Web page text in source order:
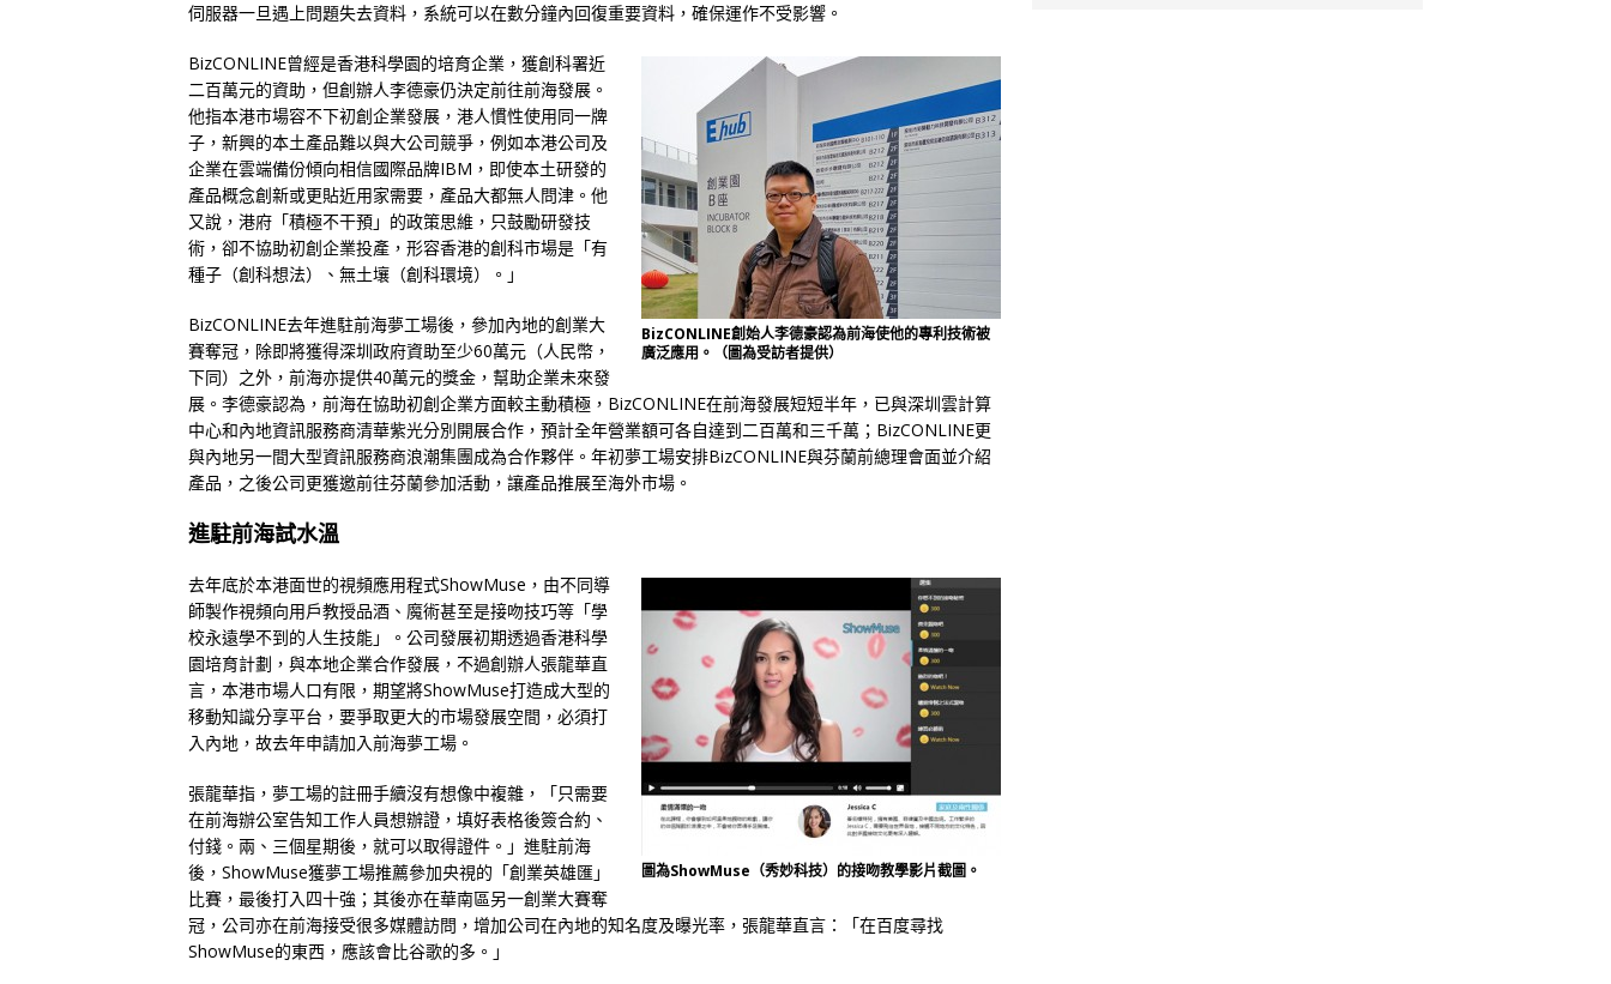
伺服器一旦遇上問題失去資料，系統可以在數分鐘內回復重要資料，確保運作不受影響。
BizCONLINE創始人李德豪認為前海使他的專利技術被
廣泛應用。（圖為受訪者提供）
BizCONLINE曾經是香港科學園的培育企業，獲創科署近
二百萬元的資助，但創辦人李德豪仍決定前往前海發展。
他指本港市場容不下初創企業發展，港人慣性使用同一牌
子，新興的本土產品難以與大公司競爭，例如本港公司及
企業在雲端備份傾向相信國際品牌IBM，即使本土研發的
產品概念創新或更貼近用家需要，產品大都無人問津。他
又說，港府「積極不干預」的政策思維，只鼓勵研發技
術，卻不協助初創企業投產，形容香港的創科市場是「有
種子（創科想法）、無土壤（創科環境）。」
BizCONLINE去年進駐前海夢工場後，參加內地的創業大
賽奪冠，除即將獲得深圳政府資助至少60萬元（人民幣，
下同）之外，前海亦提供40萬元的獎金，幫助企業未來發
展。李德豪認為，前海在協助初創企業方面較主動積極，BizCONLINE在前海發展短短半年，已與深圳雲計算
中心和內地資訊服務商清華紫光分別開展合作，預計全年營業額可各自達到二百萬和三千萬；BizCONLINE更
與內地另一間大型資訊服務商浪潮集團成為合作夥伴。年初夢工場安排BizCONLINE與芬蘭前總理會面並介紹
產品，之後公司更獲邀前往芬蘭參加活動，讓產品推展至海外市場。
進駐前海試水溫
圖為ShowMuse（秀妙科技）的接吻教學影片截圖。
去年底於本港面世的視頻應用程式ShowMuse，由不同導
師製作視頻向用戶教授品酒、魔術甚至是接吻技巧等「學
校永遠學不到的人生技能」。公司發展初期透過香港科學
園培育計劃，與本地企業合作發展，不過創辦人張龍華直
言，本港市場人口有限，期望將ShowMuse打造成大型的
移動知識分享平台，要爭取更大的市場發展空間，必須打
入內地，故去年申請加入前海夢工場。
張龍華指，夢工場的註冊手續沒有想像中複雜，「只需要
在前海辦公室告知工作人員想辦證，填好表格後簽合約、
付錢。兩、三個星期後，就可以取得證件。」進駐前海
後，ShowMuse獲夢工場推薦參加央視的「創業英雄匯」
比賽，最後打入四十強；其後亦在華南區另一創業大賽奪
冠，公司亦在前海接受很多媒體訪問，增加公司在內地的知名度及曝光率，張龍華直言：「在百度尋找
ShowMuse的東西，應該會比谷歌的多。」